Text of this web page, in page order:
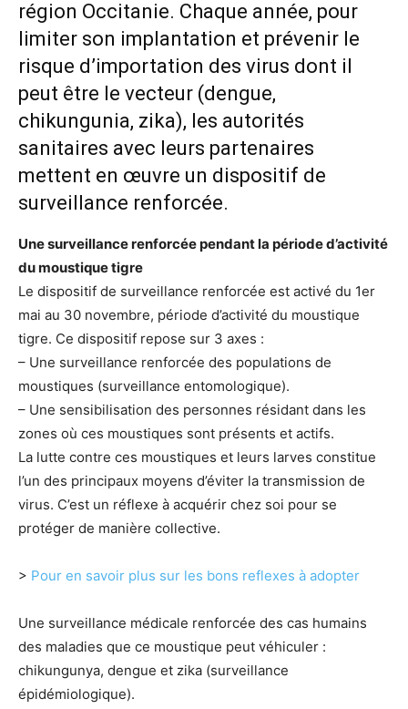
région Occitanie. Chaque année, pour
limiter son implantation et prévenir le
risque d’importation des virus dont il
peut être le vecteur (dengue,
chikungunia, zika), les autorités
sanitaires avec leurs partenaires
mettent en œuvre un dispositif de
surveillance renforcée.
Une surveillance renforcée pendant la période d’activité
du moustique tigre
Le dispositif de surveillance renforcée est activé du 1er
mai au 30 novembre, période d’activité du moustique
tigre. Ce dispositif repose sur 3 axes :
– Une surveillance renforcée des populations de
moustiques (surveillance entomologique).
– Une sensibilisation des personnes résidant dans les
zones où ces moustiques sont présents et actifs.
La lutte contre ces moustiques et leurs larves constitue
l’un des principaux moyens d’éviter la transmission de
virus. C’est un réflexe à acquérir chez soi pour se
protéger de manière collective.
> Pour en savoir plus sur les bons reflexes à adopter
Une surveillance médicale renforcée des cas humains
des maladies que ce moustique peut véhiculer :
chikungunya, dengue et zika (surveillance
épidémiologique).